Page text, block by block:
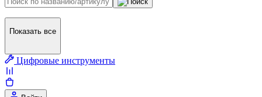
Показать все
Цифровые инструменты